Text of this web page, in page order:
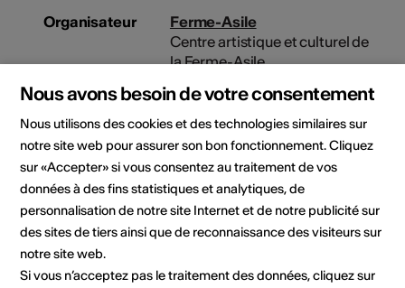
Organisateur
Ferme-Asile
Centre artistique et culturel de
la Ferme-Asile
1950 Sion
Téléphone 027/203.21.11
Réservations 027/203.21.11
E-Mail
Site Internet
Domaine
Concert
Nous avons besoin de votre consentement
Nous utilisons des cookies et des technologies similaires sur
notre site web pour assurer son bon fonctionnement. Cliquez
sur «Accepter» si vous consentez au traitement de vos
données à des fins statistiques et analytiques, de
personnalisation de notre site Internet et de notre publicité sur
des sites de tiers ainsi que de reconnaissance des visiteurs sur
notre site web.
Si vous n’acceptez pas le traitement des données, cliquez sur